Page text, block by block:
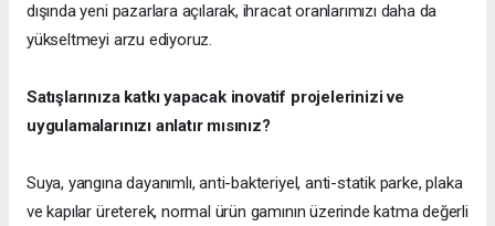
dışında yeni pazarlara açılarak, ihracat oranlarımızı daha da
yükseltmeyi arzu ediyoruz.
Satışlarınıza katkı yapacak inovatif projelerinizi ve
uygulamalarınızı anlatır mısınız?
Suya, yangına dayanımlı, anti-bakteriyel, anti-statik parke, plaka
ve kapılar üreterek, normal ürün gamının üzerinde katma değerli